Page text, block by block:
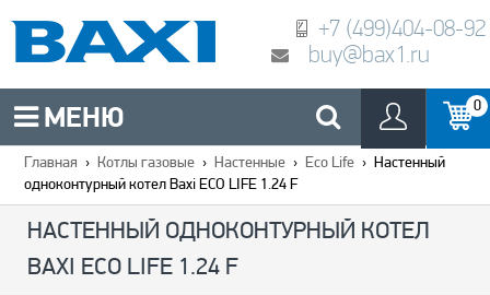
+7 (499)404-08-92
buy@bax1.ru
0
МЕНЮ
Главная › Котлы газовые › Настенные › Eco Life › Настенный
одноконтурный котел Baxi ECO LIFE 1.24 F
НАСТЕННЫЙ ОДНОКОНТУРНЫЙ КОТЕЛ
BAXI ECO LIFE 1.24 F